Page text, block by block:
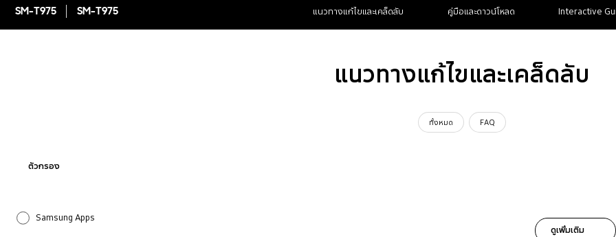
SM-T975 SM-T975 แนวทางแก้ไขและเคล็ดลับ คู่มือและดาวน์โหลด Interactive
แนวทางแก้ไขและเคล็ดลับ
ทั้งหมด FAQ
ตัวกรอง
Samsung Apps
ดูเพิ่มเติม